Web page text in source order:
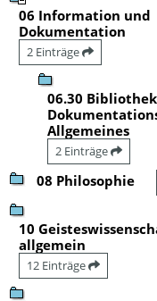
06 Information und
Dokumentation
2 Einträge
06.30
Allgemeines
2 Einträge
08 Philosophie
10
allgemein
12 Einträge